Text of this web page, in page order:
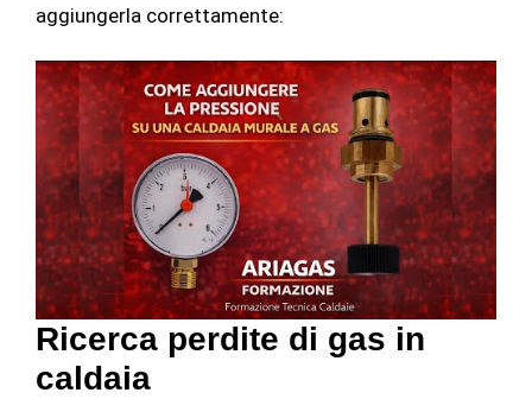
aggiungerla correttamente:
Ricerca perdite di gas in
caldaia